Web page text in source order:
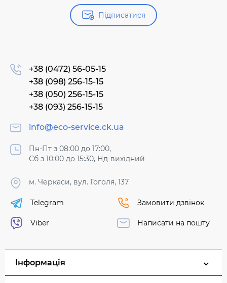
Підписатися
+38 (0472) 56-05-15
+38 (098) 256-15-15
+38 (050) 256-15-15
+38 (093) 256-15-15
info@eco-service.ck.ua
Пн-Пт з 08:00 до 17:00,
Сб з 10:00 до 15:30, Нд-вихідний
м. Черкаси, вул. Гоголя, 137
Telegram
Viber
Замовити дзвінок
Написати на пошту
Інформація